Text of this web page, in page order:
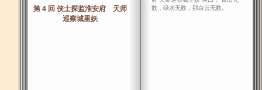
第 4 回 侠士探监淮安府 天师
巡察城里妖
数，绿水无数，那白云无数。